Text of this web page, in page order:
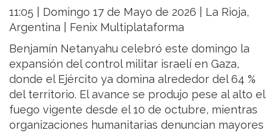
11:05 | Domingo 17 de Mayo de 2026 | La Rioja,
Argentina | Fenix Multiplataforma
Benjamín Netanyahu celebró este domingo la
expansión del control militar israelí en Gaza,
donde el Ejército ya domina alrededor del 64 %
del territorio. El avance se produjo pese al alto el
fuego vigente desde el 10 de octubre, mientras
organizaciones humanitarias denuncian mayores